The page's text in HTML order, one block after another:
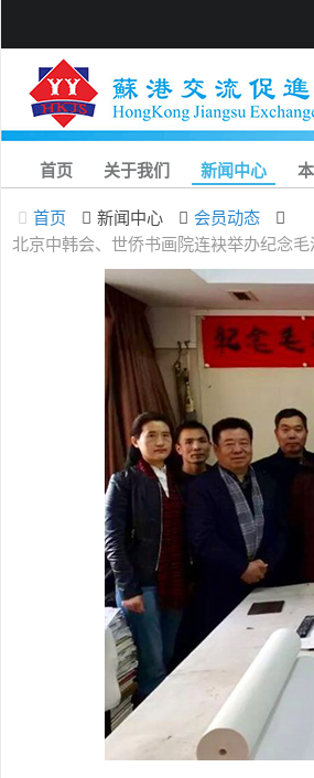
首页 关于我们 新闻中心
首页 新闻中心
会员动态
北京中韩会、世侨书画院连袂举办纪念